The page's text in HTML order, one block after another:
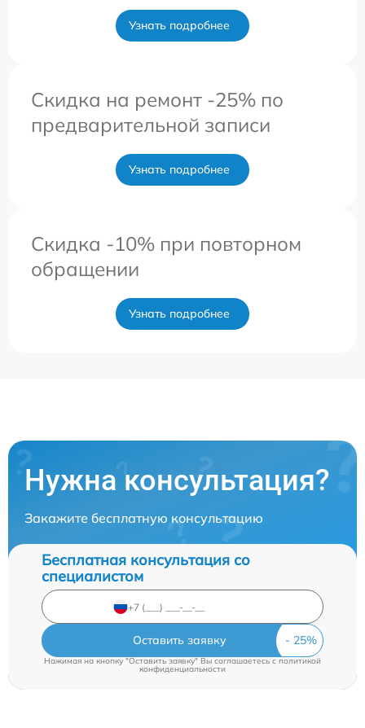
Узнать подробнее
Скидка на ремонт -25% по
предварительной записи
Узнать подробнее
Скидка -10% при повторном
обращении
Узнать подробнее
Нужна консультация?
Закажите бесплатную консультацию
Бесплатная консультация со
специалистом
Оставить заявку
Нажимая на кнопку "Оставить заявку" Вы соглашаетесь cполитикой
конфиденциальности